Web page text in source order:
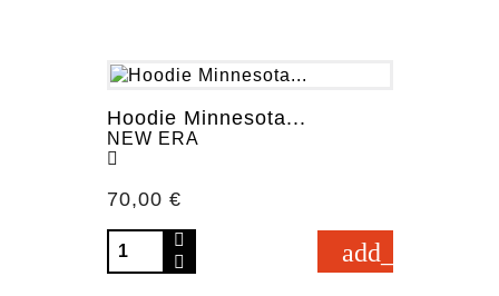
Hoodie Minnesota...
NEW ERA
Prezzo
70,00 €